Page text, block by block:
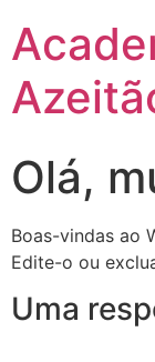
Olá,
Boas-vindas ao
Edite-o ou
Uma